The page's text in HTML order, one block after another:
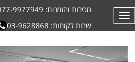
מכירות והזמנות: 077-9977949
שרות לקוחות: 03-9628868
תפריט